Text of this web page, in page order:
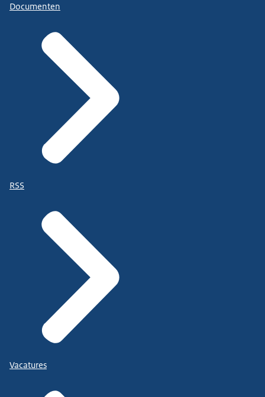
Documenten
RSS
Vacatures